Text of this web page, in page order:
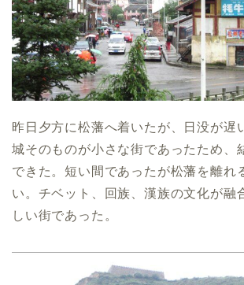
昨日夕方に松藩へ着いたが、日没が遅
城そのものが小さな街であったため、
できた。短い間であったが松藩を離れ
い。チベット、回族、漢族の文化が融
しい街であった。